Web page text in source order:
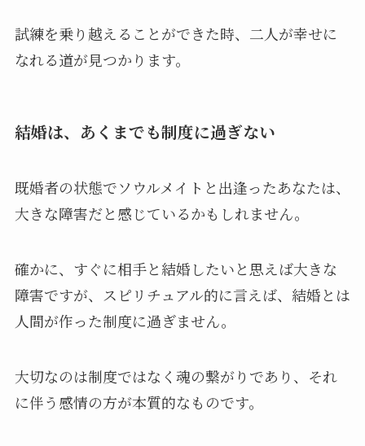
試練を乗り越えることができた時、二人が幸せに
なれる道が見つかります。
結婚は、あくまでも制度に過ぎない
既婚者の状態でソウルメイトと出逢ったあなたは、
大きな障害だと感じているかもしれません。
確かに、すぐに相手と結婚したいと思えば大きな
障害ですが、スピリチュアル的に言えば、結婚とは
人間が作った制度に過ぎません。
大切なのは制度ではなく魂の繋がりであり、それ
に伴う感情の方が本質的なものです。